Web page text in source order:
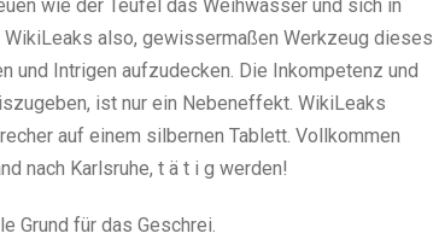
wie der Teufel das Weihwasser und sich in
also, gewissermaßen Werkzeug dieses
und Intrigen aufzudecken. Die Inkompetenz und
ist nur ein Nebeneffekt. WikiLeaks
auf einem silbernen Tablett. Vollkommen
nach Karlsruhe, t ä t i g werden!
Grund für das Geschrei.